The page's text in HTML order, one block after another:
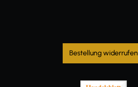
Bestellung widerrufen